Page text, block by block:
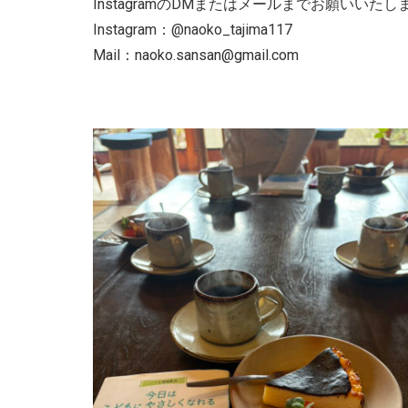
InstagramのDMまたはメールまでお願いいたし
Instagram：@naoko_tajima117
Mail： naoko.sansan@gmail.com